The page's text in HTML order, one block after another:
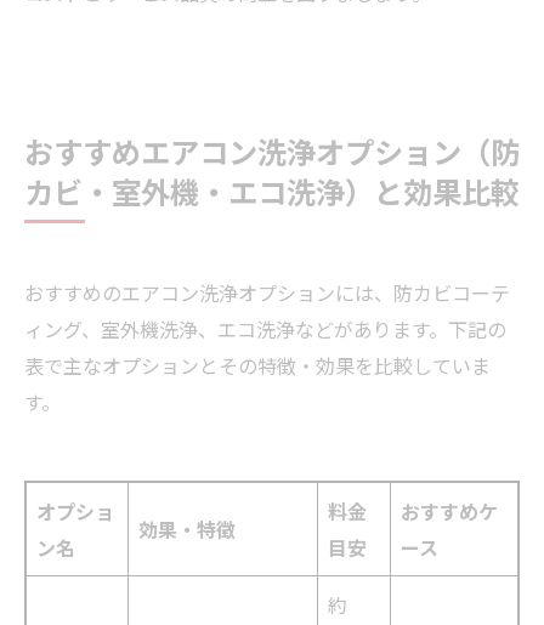
おすすめエアコン洗浄オプション（防
カビ・室外機・エコ洗浄）と効果比較
おすすめのエアコン洗浄オプションには、防カビコーテ
ィング、室外機洗浄、エコ洗浄などがあります。下記の
表で主なオプションとその特徴・効果を比較していま
す。
オプショ
ン名
効果・特徴
料金
目安
おすすめケ
ース
約